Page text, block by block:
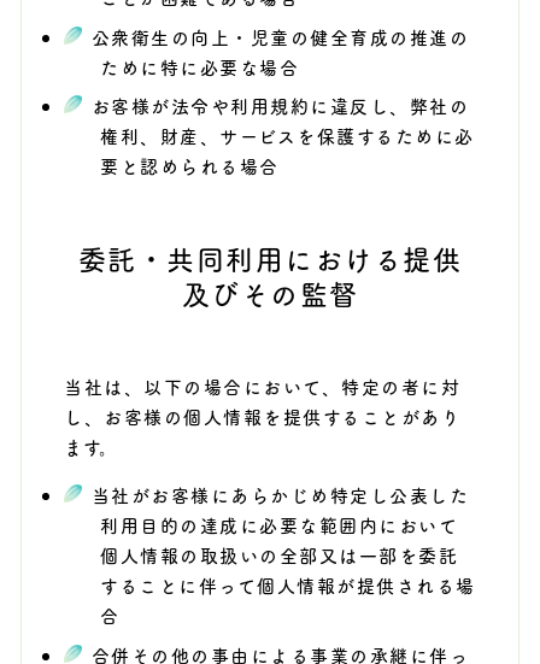
公衆衛生の向上・児童の健全育成の推進の
ために特に必要な場合
お客様が法令や利用規約に違反し、弊社の
権利、財産、サービスを保護するために必
要と認められる場合
委託・共同利用における提供
及びその監督
当社は、以下の場合において、特定の者に対
し、お客様の個人情報を提供することがあり
ます。
当社がお客様にあらかじめ特定し公表した
利用目的の達成に必要な範囲内において
個人情報の取扱いの全部又は一部を委託
することに伴って個人情報が提供される場
合
合併その他の事由による事業の承継に伴っ